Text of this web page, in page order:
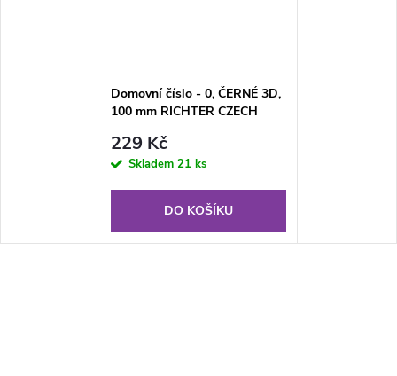
Domovní číslo - 0, ČERNÉ 3D,
100 mm RICHTER CZECH
229 Kč
Skladem 21 ks
DO KOŠÍKU